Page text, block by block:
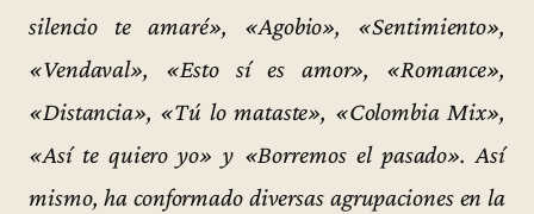
silencio te amaré», «Agobio», «Sentimiento»,
«Vendaval», «Esto sí es amor», «Romance»,
«Distancia», «Tú lo mataste», «Colombia Mix»,
«Así te quiero yo» y «Borremos el pasado». Así
mismo, ha conformado diversas agrupaciones en la